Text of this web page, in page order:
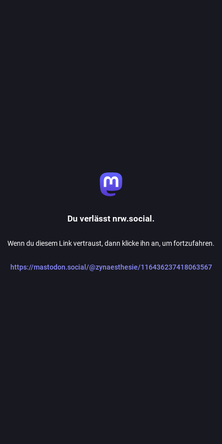
Du verlässt nrw.social.
Wenn du diesem Link vertraust, dann klicke ihn an, um fortzufahren.
https://mastodon.social/@zynaesthesie/116436237418063567